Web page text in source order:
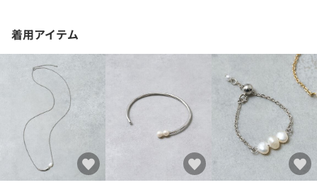
着用アイテム